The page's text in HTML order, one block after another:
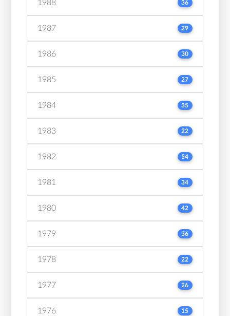
1988 36
1987 29
1986 30
1985 27
1984 35
1983 22
1982 54
1981 34
1980 42
1979 36
1978 22
1977 26
1976 15